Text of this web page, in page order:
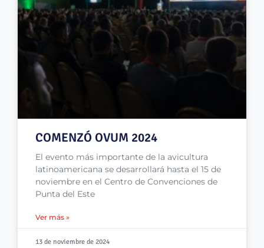
COMENZÓ OVUM 2024
El evento más importante de la avicultura
latinoamericana se desarrollará hasta el 15 de
noviembre en el Centro de Convenciones de
Punta del Este
Ver más »
13 de noviembre de 2024